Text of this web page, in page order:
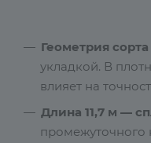
Геометрия сорта
укладкой. В
влияет на
Длина 11,7 м —
промежуточного